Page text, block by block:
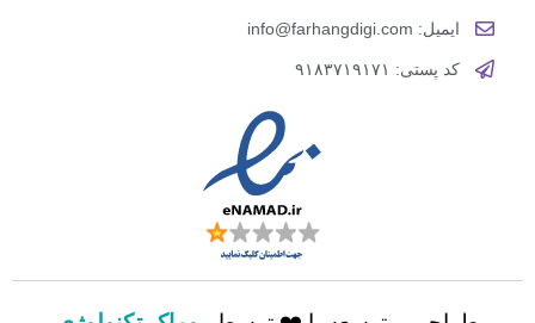
ایمیل: info@farhangdigi.com
کد پستی: ۹۱۸۳۷۱۹۱۷۱